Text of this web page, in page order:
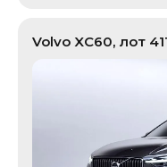
Volvo XC60, лот